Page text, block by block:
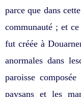
parce que dans
communauté ; et
fut créée à
anormales dans
paroisse
paysans et les